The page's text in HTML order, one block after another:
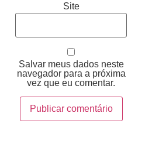
Site
Salvar meus dados neste
navegador para a próxima
vez que eu comentar.